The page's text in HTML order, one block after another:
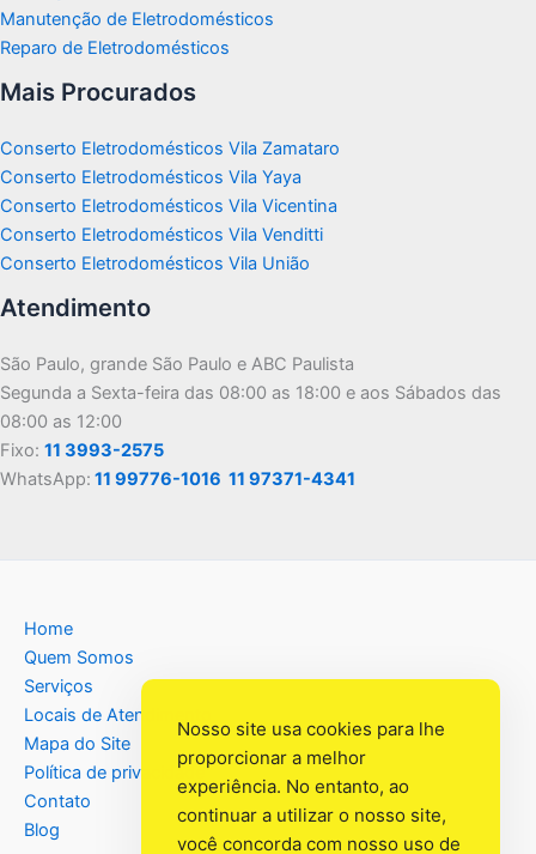
Manutenção de Eletrodomésticos
Reparo de Eletrodomésticos
Mais Procurados
Conserto Eletrodomésticos Vila Zamataro
Conserto Eletrodomésticos Vila Yaya
Conserto Eletrodomésticos Vila Vicentina
Conserto Eletrodomésticos Vila Venditti
Conserto Eletrodomésticos Vila União
Atendimento
São Paulo, grande São Paulo e ABC Paulista
Segunda a Sexta-feira das 08:00 as 18:00 e aos Sábados das
08:00 as 12:00
Fixo: 11 3993-2575
WhatsApp: 11 99776-1016 11 97371-4341
Home
Quem Somos
Serviços
Locais de Atendimento
Mapa do Site
Política de privacidade
Contato
Blog
Nosso site usa cookies para lhe
proporcionar a melhor
experiência. No entanto, ao
continuar a utilizar o nosso site,
você concorda com nosso uso de